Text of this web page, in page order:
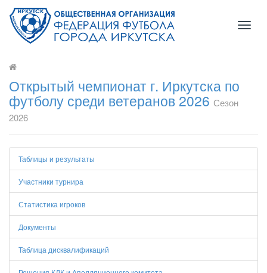
Открытый чемпионат г. Иркутска по
футболу среди ветеранов 2026 Сезон
2026
Таблицы и результаты
Участники турнира
Статистика игроков
Документы
Таблица дисквалификаций